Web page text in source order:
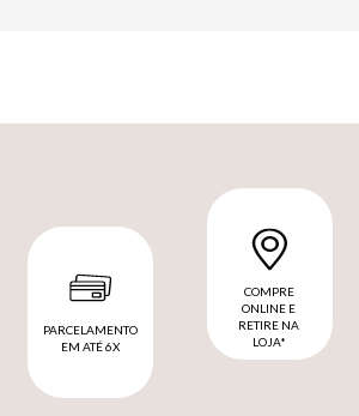
PARCELAMENTO
EM ATÉ 6X
COMPRE
ONLINE E
RETIRE NA
LOJA*